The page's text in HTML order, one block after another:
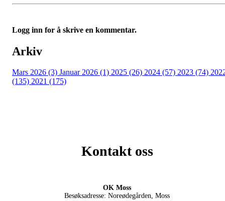
Logg inn for å skrive en kommentar.
Arkiv
Mars 2026 (3) Januar 2026 (1) 2025 (26) 2024 (57) 2023 (74)
(135) 2021 (175)
Kontakt oss
OK Moss
Besøksadresse: Noreødegården, Moss